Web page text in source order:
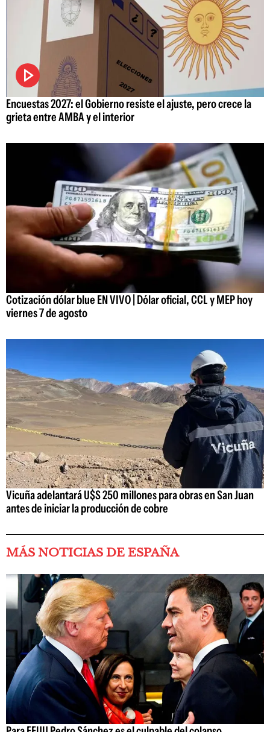
Encuestas 2027: el Gobierno resiste el ajuste, pero crece la
grieta entre AMBA y el interior
Cotización dólar blue EN VIVO | Dólar oficial, CCL y MEP hoy
viernes 7 de agosto
Vicuña adelantará U$S 250 millones para obras en San Juan
antes de iniciar la producción de cobre
MÁS NOTICIAS DE ESPAÑA